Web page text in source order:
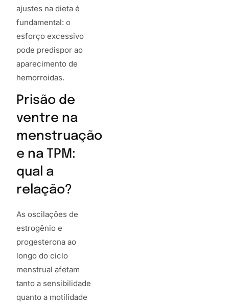
ajustes na dieta é
fundamental: o
esforço excessivo
pode predispor ao
aparecimento de
hemorroidas.
Prisão de
ventre na
menstruação
e na TPM:
qual a
relação?
As oscilações de
estrogênio e
progesterona ao
longo do ciclo
menstrual afetam
tanto a sensibilidade
quanto a motilidade